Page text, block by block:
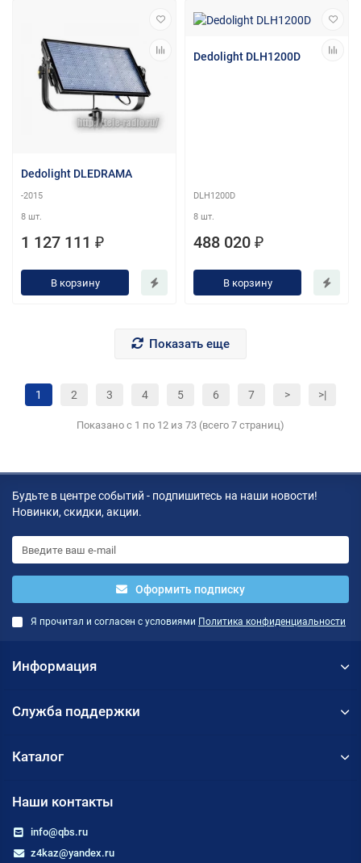
Dedolight DLEDRAMA
-2015
8 шт.
1 127 111 ₽
В корзину
Dedolight DLH1200D
DLH1200D
8 шт.
488 020 ₽
В корзину
Показать еще
1 2 3 4 5 6 7 > >|
Показано с 1 по 12 из 73 (всего 7 страниц)
Будьте в центре событий - подпишитесь на наши новости!
Новинки, скидки, акции.
Оформить подписку
Я прочитал и согласен с условиями Политика конфиденциальности
Информация
Служба поддержки
Каталог
Наши контакты
info@qbs.ru
z4kaz@yandex.ru